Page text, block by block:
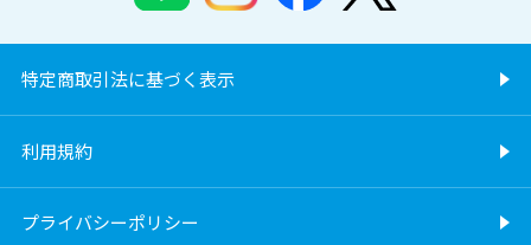
特定商取引法に基づく表示
利用規約
プライバシーポリシー